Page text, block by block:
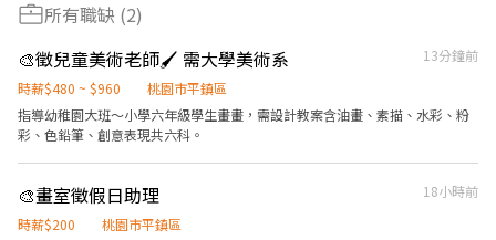
所有職缺 (2)
🎨徵兒童美術老師🖌️ 需大學美術系
13分鐘前
時薪$480 ~ $960
桃園市平鎮區
指導幼稚園大班～小學六年級學生畫畫，需設計教案含油畫、素描、水彩、粉
彩、色鉛筆、創意表現共六科。
🎨畫室徵假日助理
18小時前
時薪$200
桃園市平鎮區